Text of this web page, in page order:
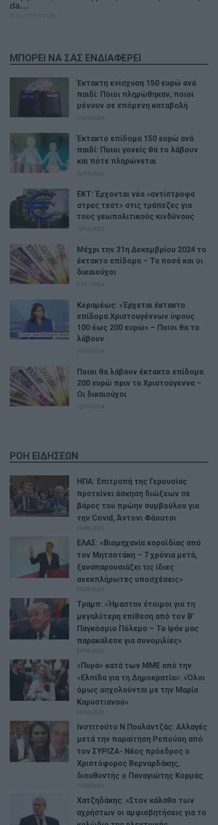
ΜΠΟΡΕΙ ΝΑ ΣΑΣ ΕΝΔΙΑΦΕΡΕΙ
Έκτακτη ενίσχυση 150 ευρώ ανά
παιδί: Ποιοι πληρώθηκαν, ποιοι
μένουν σε επόμενη καταβολή
01/07/2026
Έκτακτο επίδομα 150 ευρώ ανά
παιδί: Ποιοι γονείς θα το λάβουν
και πότε πληρώνεται
02/06/2026
ΕΚΤ: Έρχονται νέα «αντίστροφα
στρες τεστ» στις τράπεζες για
τους γεωπολιτικούς κινδύνους
12/12/2025
Μέχρι την 31η Δεκεμβρίου 2024 το
έκτακτο επίδομα – Τα ποσά και οι
δικαιούχοι
07/11/2024
Κεραμέως: «Έρχεται έκτακτο
επίδομα Χριστουγέννων ύψους
100 έως 200 ευρώ» – Ποιοι θα το
λάβουν
01/11/2024
Ποιοι θα λάβουν έκτακτο επίδομα
200 ευρώ πριν τα Χριστούγεννα –
Οι δικαιούχοι
12/07/2024
ΡΟΗ ΕΙΔΗΣΕΩΝ
ΗΠΑ: Επιτροπή της Γερουσίας
προτείνει άσκηση διώξεων σε
βάρος του πρώην συμβούλου για
την Covid, Άντονι Φάουτσι
06/08/2026
ΕΛΑΣ: «Βιομηχανία κοροϊδίας από
τον Μητσοτάκη – 7 χρόνια μετά,
ξαναπαρουσιάζει τις ίδιες
ανεκπλήρωτες υποσχέσεις»
06/08/2026
Τραμπ: «Ήμασταν έτοιμοι για τη
μεγαλύτερη επίθεση από τον Β’
Παγκόσμιο Πόλεμο – Το Ιράν μας
παρακάλεσε για συνομιλίες»
06/08/2026
«Πυρά» κατά των ΜΜΕ από την
«Ελπίδα για τη Δημοκρατία»: «Όλοι
όμως ασχολούνται με την Μαρία
Καρυστιανού»
06/08/2026
Ινστιτούτο Ν.Πουλαντζάς: Αλλαγές
μετά την παραίτηση Ρεπούση από
τον ΣΥΡΙΖΑ- Νέος πρόεδρος ο
Χριστόφορος Βερναρδάκης,
διευθυντής ο Παναγιώτης Κορμάς
06/08/2026
Χατζηδάκης: «Στον κάλαθο των
αχρήστων οι αμφισβητήσεις για το